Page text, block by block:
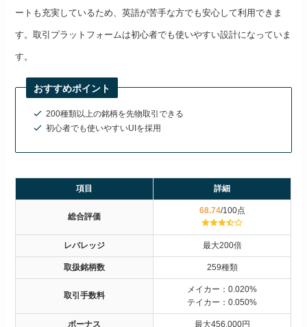
ートも充実しているため、英語が苦手な方でも安心して利用できま
す。​取引プラットフォームは初心者でも使いやすい設計になっていま
す。
おすすめポイント
200種類以上の銘柄を先物取引できる
初心者でも使いやすいUIを採用
項目 詳細
総合評価
68.74/100点
レバレッジ 最大200倍
取扱銘柄数 259種類
取引手数料
メイカー：0.020%
テイカー：0.050%
ボーナス 最大456,000円